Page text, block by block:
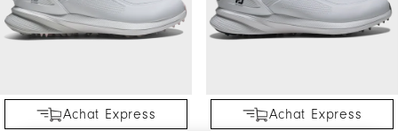
Achat Express
Achat Express